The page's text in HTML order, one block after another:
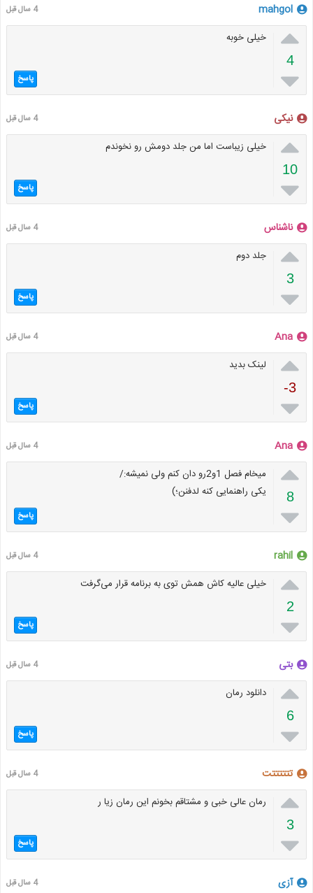
mahgol 4 سال قبل

4

خیلی خوبه
پاسخ
نیکی 4 سال قبل

10

خیلی زیباست اما من جلد دومش رو نخوندم
پاسخ
ناشناس 4 سال قبل

3

جلد دوم
پاسخ
Ana 4 سال قبل

-3

لینک بدید
پاسخ
Ana 4 سال قبل

8

میخام فصل 1و2رو دان کنم ولی نمیشه:/
یکی راهنمایی کنه لدفنن؛)
پاسخ
rahil 4 سال قبل

2

خیلی عالیه کاش همش توی به برنامه قرار می‌گرفت
پاسخ
بتی 4 سال قبل

6

دانلود رمان
پاسخ
تتتتتتت 4 سال قبل

3

رمان عالی خبی و مشتاقم بخونم این رمان زیا ر
پاسخ
آزی 4 سال قبل